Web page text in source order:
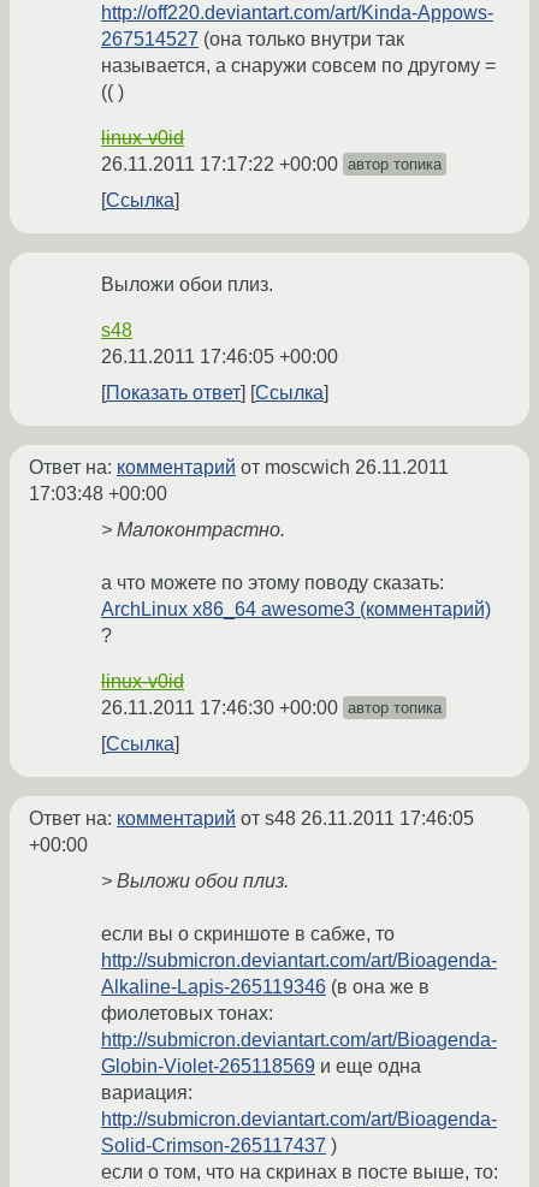
http://off220.deviantart.com/art/Kinda-Appows-
267514527 (она только внутри так
называется, а снаружи совсем по другому =
(( )
linux-v0id
26.11.2011 17:17:22 +00:00 автор топика
Ссылка
Выложи обои плиз.
s48
26.11.2011 17:46:05 +00:00
Показать ответ
Ссылка
Ответ на: комментарий от moscwich 26.11.2011
17:03:48 +00:00
> Малоконтрастно.
а что можете по этому поводу сказать:
ArchLinux x86_64 awesome3 (комментарий)
?
linux-v0id
26.11.2011 17:46:30 +00:00 автор топика
Ссылка
Ответ на: комментарий от s48 26.11.2011 17:46:05
+00:00
> Выложи обои плиз.
если вы о скриншоте в сабже, то
http://submicron.deviantart.com/art/Bioagenda-
Alkaline-Lapis-265119346 (в она же в
фиолетовых тонах:
http://submicron.deviantart.com/art/Bioagenda-
Globin-Violet-265118569 и еще одна
вариация:
http://submicron.deviantart.com/art/Bioagenda-
Solid-Crimson-265117437 )
если о том, что на скринах в посте выше, то: